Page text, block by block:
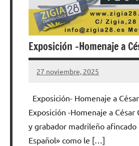
Exposición -Homenaje a
27 noviembre, 2025
Cuidasdeti
3
Exposición- Homenaje a
Exposición -Homenaje a
y grabador madrileño afincado
Español» como le […]